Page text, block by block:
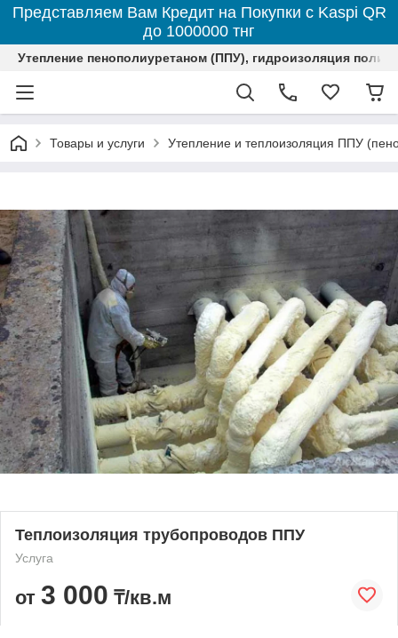
Представляем Вам Кредит на Покупки с Kaspi QR
до 1000000 тнг
Утепление пенополиуретаном (ППУ), гидроизоляция
Товары и услуги Утепление и теплоизоляция ППУ
Теплоизоляция трубопроводов ППУ
Услуга
от 3 000 ₸/кв.м